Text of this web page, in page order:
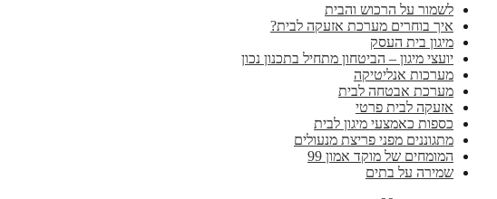
לשמור על הרכוש והבית
איך בוחרים מערכת אזעקה לבית?
מיגון בית העסק
יועצי מיגון – הביטחון מתחיל בתכנון נכון
מערכות אנליטיקה
מערכת אבטחה לבית
אזעקה לבית פרטי
כספות כאמצעי מיגון לבית
מתגוננים מפני פריצת מנעולים
המומחים של מוקד אמון 99
שמירה על בתים